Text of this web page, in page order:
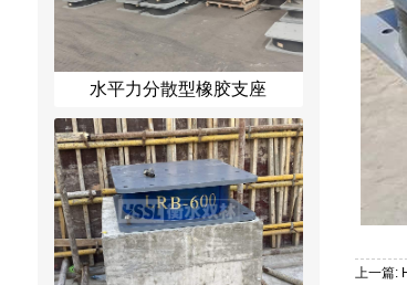
水平力分散型橡胶支座
上一篇: